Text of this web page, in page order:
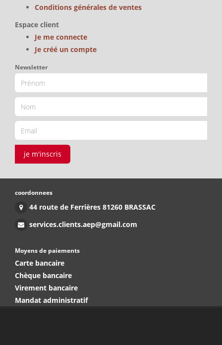
Conditions générales de ventes
Espace client
Je me connecte
Je créé un compte
Newsletter
je m'inscris
coordonnees
44 route de Ferrières 81260 BRASSAC
services.clients.aep@gmail.com
Moyens de paiements
Carte bancaire
Chèque bancaire
Virement bancaire
Mandat administratif